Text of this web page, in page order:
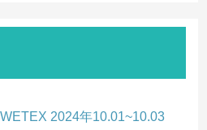
2024年10.01~10.03